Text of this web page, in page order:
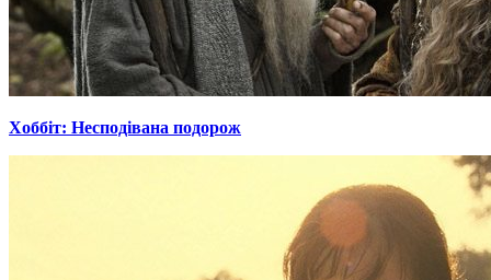
Хоббіт: Несподівана подорож